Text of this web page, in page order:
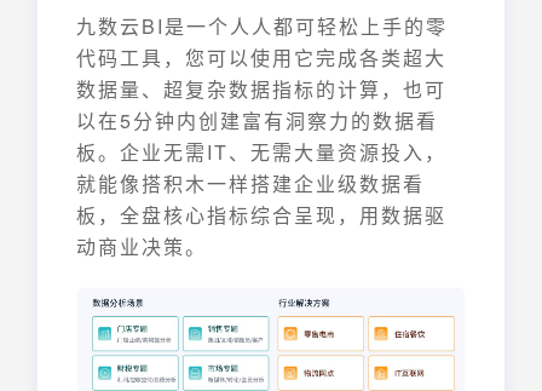
九数云BI是一个人人都可轻松上手的零
代码工具，您可以使用它完成各类超大
数据量、超复杂数据指标的计算，也可
以在5分钟内创建富有洞察力的数据看
板。企业无需IT、无需大量资源投入，
就能像搭积木一样搭建企业级数据看
板，全盘核心指标综合呈现，用数据驱
动商业决策。